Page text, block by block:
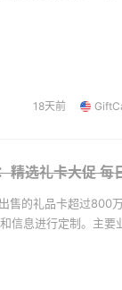
家热门电商网站如
18天前
精选礼卡大促 每
售的礼品卡超过800
信息进行定制。主